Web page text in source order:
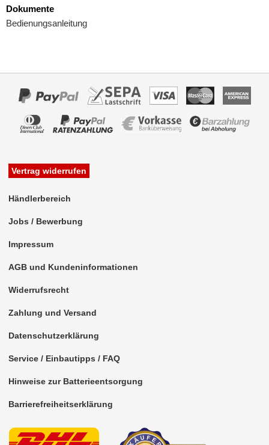
für Tesla
für Toyota
für Volvo
Subwoofer
Verstärker
Zubehör
Dokumente
Bedienungsanleitung
Vertrag widerrufen
Händlerbereich
Jobs / Bewerbung
Impressum
AGB und Kundeninformationen
Widerrufsrecht
Zahlung und Versand
Datenschutzerklärung
Service / Einbautipps / FAQ
Hinweise zur Batterieentsorgung
Barrierefreiheitserklärung